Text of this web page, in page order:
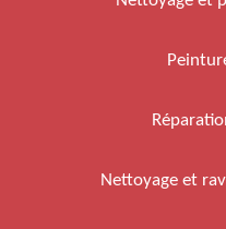
Nettoyage et